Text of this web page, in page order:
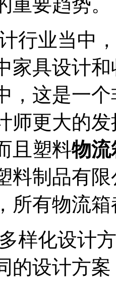
重要趋势。
行业当中
家具设计
，这是一
师更大的
且塑料物流
料制品有
所有物流
样化设计
的设计方